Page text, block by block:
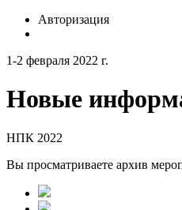
Авторизация
1-2 февраля 2022 г.
Новые
НПК 2022
Вы просматриваете архив